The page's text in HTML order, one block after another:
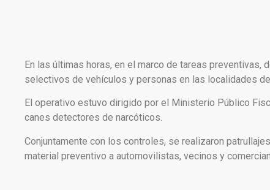
En las últimas horas, en el marco de tareas
selectivos de vehículos y personas en las localidades
El operativo estuvo dirigido por el Ministerio Público
canes detectores de narcóticos.
Conjuntamente con los controles, se realizaron
material preventivo a automovilistas, vecinos y